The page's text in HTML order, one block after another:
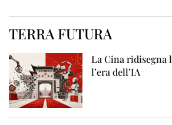
TERRA FUTURA
La Cina ridisegna
l’era dell’IA